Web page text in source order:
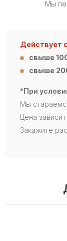
Мы
Действует
свыше
свыше
*При
Мы
Цена
Закажите